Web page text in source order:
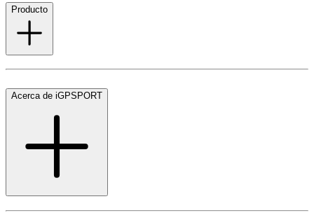
Producto
Acerca de iGPSPORT